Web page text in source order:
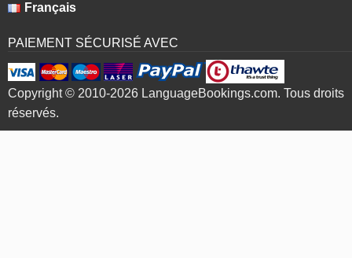
Français
PAIEMENT SÉCURISÉ AVEC
Copyright © 2010-2026 LanguageBookings.com. Tous droits
réservés.